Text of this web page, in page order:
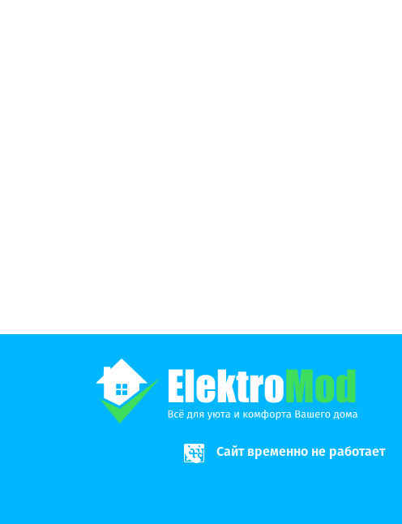
Сайт временно не работает